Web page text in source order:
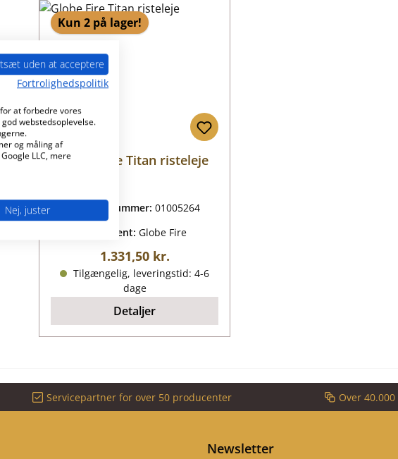
Kun 2 på lager!
Globe Fire Titan risteleje
Produktnummer:01005264
Producent: Globe Fire
Almindelig pris:
1.331,50 kr.
Tilgængelig, leveringstid: 4-6
dage
Detaljer
Servicepartner for over 50 producenter Over
Newsletter
uden at acceptere
Fortrolighedspolitik
at forbedre vores
webstedsoplevelse.
og måling af
LLC, mere
Nej, juster